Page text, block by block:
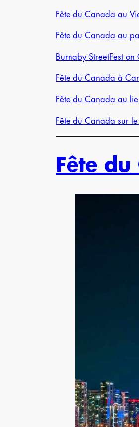
Fête du Canada au
Fête du Canada au
Burnaby StreetFest on
Fête du Canada à
Fête du Canada au
Fête du Canada sur
Fête